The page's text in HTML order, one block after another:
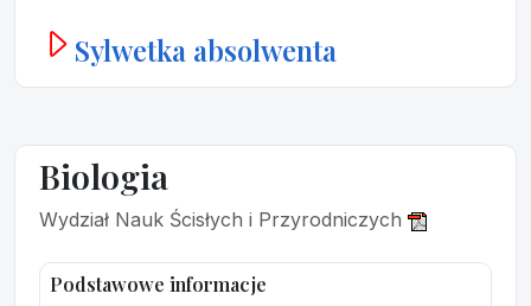
Sylwetka absolwenta
Biologia
Wydział Nauk Ścisłych i Przyrodniczych
Podstawowe informacje